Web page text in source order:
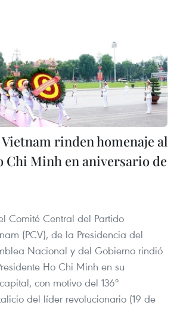
rinden homenaje al
Chi Minh en aniversario de
Comité Central del Partido
(PCV), de la Presidencia del
Nacional y del Gobierno rindió
Ho Chi Minh en su
con motivo del 136º
del líder revolucionario (19 de